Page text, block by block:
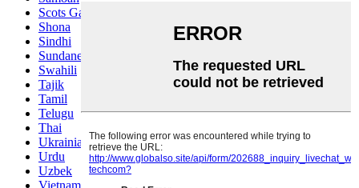
Scots Gaelic
Shona
Sindhi
Sundanese
Swahili
Tajik
Tamil
Telugu
Thai
Ukrainian
Urdu
Uzbek
Vietnamese